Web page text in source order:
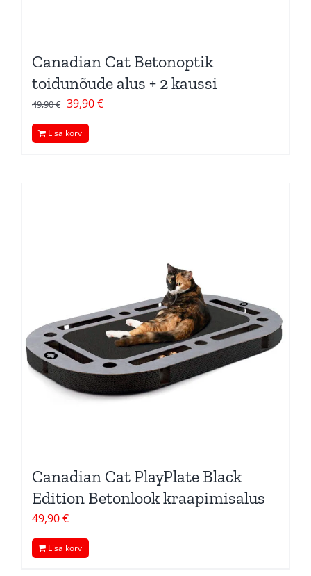
Canadian Cat Betonoptik
toidunõude alus + 2 kaussi
49,90€ Algne
hind
oli:
39,90€Current
Lisa korvi
Canadian Cat PlayPlate Black
Edition Betonlook kraapimisalus
49,90€
Lisa korvi